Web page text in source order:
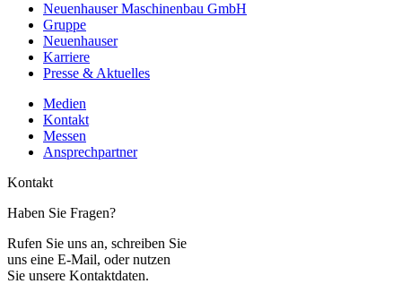
Neuenhauser Maschinenbau GmbH
Gruppe
Neuenhauser
Karriere
Presse & Aktuelles
Medien
Kontakt
Messen
Ansprechpartner
Kontakt
Haben Sie Fragen?
Rufen Sie uns an, schreiben Sie
uns eine E-Mail, oder nutzen
Sie unsere Kontaktdaten.